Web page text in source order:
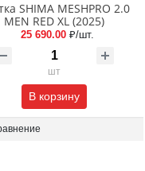
SHIMA MESHPRO 2.0
MEN RED XL (2025)
25 690.00 ₽/шт.
шт
В корзину